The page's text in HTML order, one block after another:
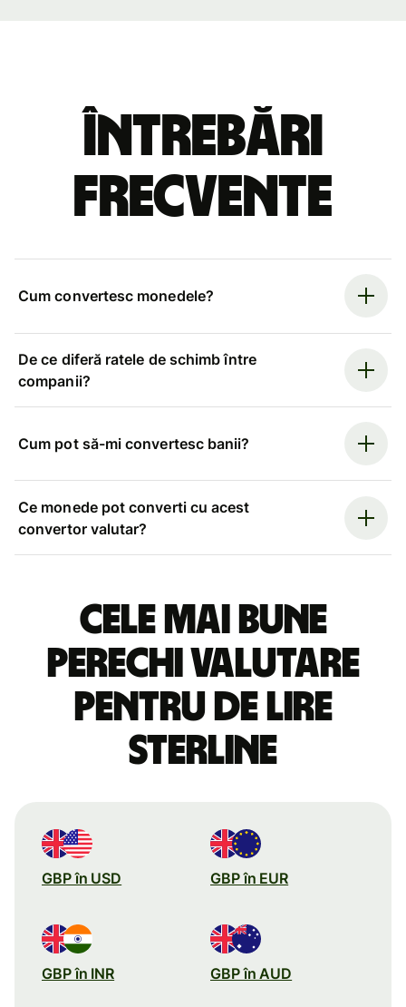
Întrebări
frecvente
Cum convertesc monedele?
De ce diferă ratele de schimb între
companii?
Cum pot să-mi convertesc banii?
Ce monede pot converti cu acest
convertor valutar?
Cele mai bune
perechi valutare
pentru de lire
sterline
GBP în USD GBP în EUR
GBP în INR GBP în AUD